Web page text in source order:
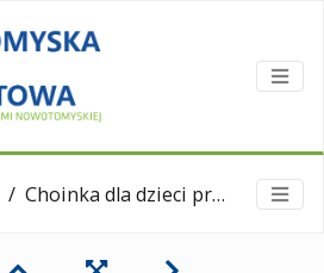
Choinka dla dzieci pracowników Rady Miejskiej